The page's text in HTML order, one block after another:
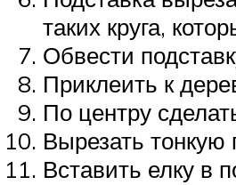
таких круга,
Обвести
Приклеить к
По центру
Вырезать тонкую
Вставить елку в